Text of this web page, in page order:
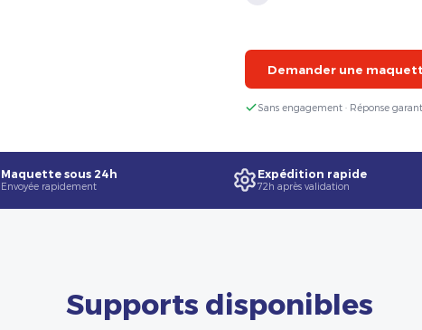
Demander une
Sans engagement · Réponse
Maquette sous 24h
Envoyée rapidement
Expédition rapide
72h après validation
Supports disponibles